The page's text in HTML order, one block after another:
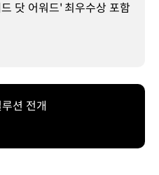
닷 어워드' 최우수상 포함
션 전개